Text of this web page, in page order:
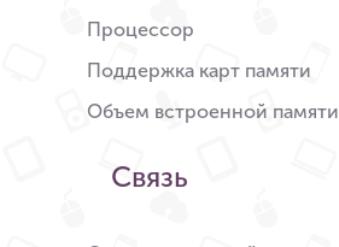
Процессор
Поддержка карт памяти
Объем встроенной памяти
Связь